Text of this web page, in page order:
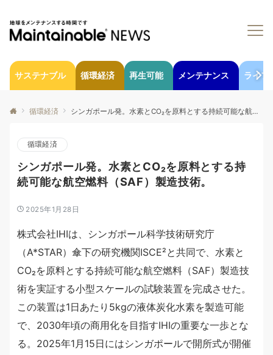
サステナブル 循環経済 再生可能 メンテナンス ライフ
循環経済 シンガポール発。水素とCO₂を原料とする持続可能な航空燃料（SAF）製造技術。
循環経済
シンガポール発。水素とCO₂を原料とする持
続可能な航空燃料（SAF）製造技術。
2025年1月28日
株式会社IHIは、シンガポール科学技術研究庁
（A*STAR）傘下の研究機関ISCE²と共同で、水素と
CO₂を原料とする持続可能な航空燃料（SAF）製造技
術を実証する小型スケールの試験装置を完成させた。
この装置は1日あたり5kgの液体炭化水素を製造可能
で、2030年頃の商用化を目指すIHIの重要な一歩とな
る。2025年1月15日にはシンガポールで開所式が開催